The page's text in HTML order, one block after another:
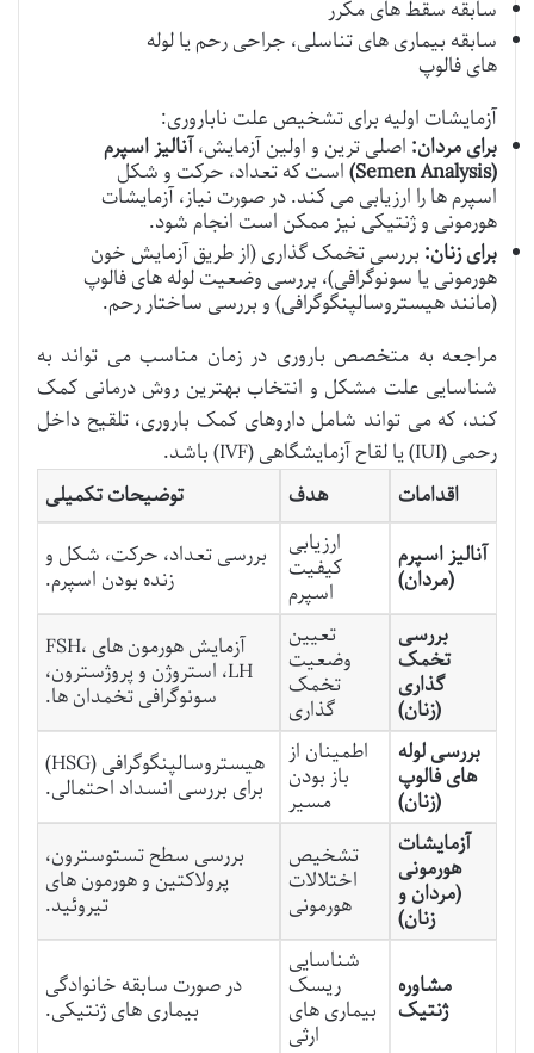
سابقه سقط های مکرر
سابقه بیماری های تناسلی، جراحی رحم یا لوله
های فالوپ
آزمایشات اولیه برای تشخیص علت ناباروری:
برای مردان: اصلی ترین و اولین آزمایش،آنالیز اسپرم
(Semen Analysis) است که تعداد، حرکت و شکل
اسپرم ها را ارزیابی می کند. در صورت نیاز، آزمایشات
هورمونی و ژنتیکی نیز ممکن است انجام شود.
برای زنان: بررسی تخمک گذاری (از طریق آزمایش خون
هورمونی یا سونوگرافی)، بررسی وضعیت لوله های فالوپ
(مانند هیستروسالپنگوگرافی) و بررسی ساختار رحم.
مراجعه به متخصص باروری در زمان مناسب می تواند به
شناسایی علت مشکل و انتخاب بهترین روش درمانی کمک
کند، که می تواند شامل داروهای کمک باروری، تلقیح داخل
رحمی (IUI) یا لقاح آزمایشگاهی (IVF) باشد.
اقدامات
هدف
توضیحات تکمیلی
آنالیز اسپرم
(مردان)
ارزیابی
کیفیت
اسپرم
بررسی تعداد، حرکت، شکل و
زنده بودن اسپرم.
بررسی
تخمک
گذاری
(زنان)
تعیین
وضعیت
تخمک
گذاری
آزمایش هورمون های FSH،
LH، استروژن و پروژسترون،
سونوگرافی تخمدان ها.
بررسی لوله
های فالوپ
(زنان)
اطمینان از
باز بودن
مسیر
هیستروسالپنگوگرافی (HSG)
برای بررسی انسداد احتمالی.
آزمایشات
هورمونی
(مردان و
زنان)
تشخیص
اختلالات
هورمونی
بررسی سطح تستوسترون،
پرولاکتین و هورمون های
تیروئید.
مشاوره
ژنتیک
شناسایی
ریسک
بیماری های
ارثی
در صورت سابقه خانوادگی
بیماری های ژنتیکی.